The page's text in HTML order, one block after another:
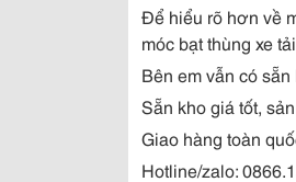
Để hiểu rõ hơn về
móc bạt thùng xe
Bên em vẫn có
Sẵn kho giá tốt,
Giao hàng toàn
Hotline/zalo: